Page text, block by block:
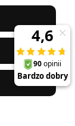
669-050-03-43